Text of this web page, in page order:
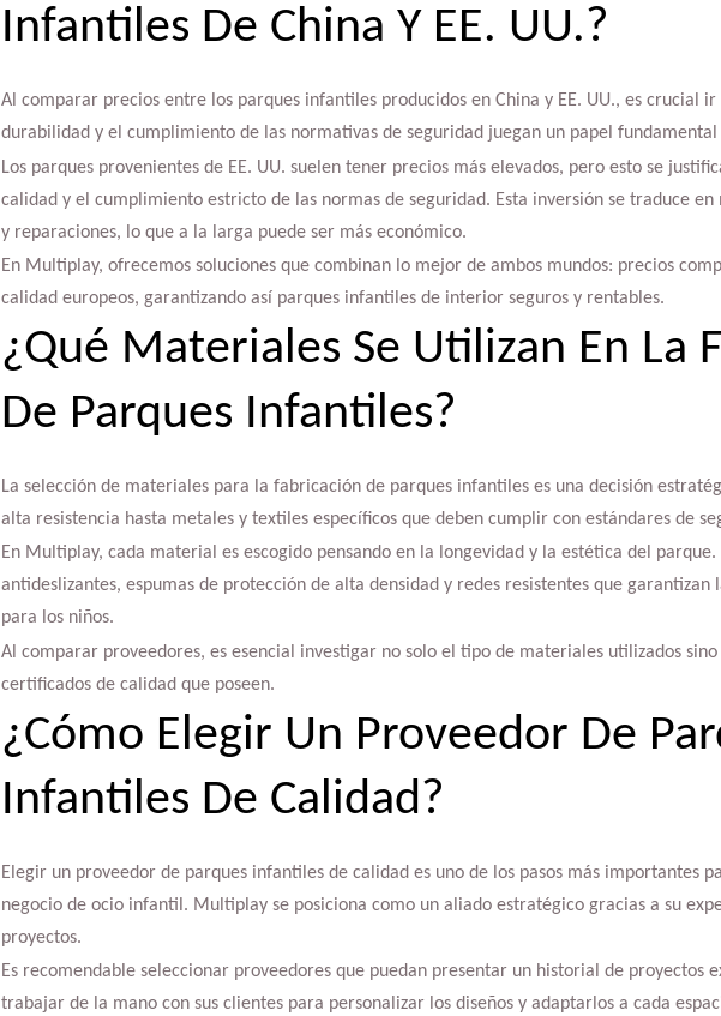
Infantiles De China Y EE. UU.?
Al comparar precios entre los parques infantiles producidos en China y EE. UU., es crucial
durabilidad y el cumplimiento de las normativas de seguridad juegan un papel
Los parques provenientes de EE. UU. suelen tener precios más elevados, pero esto se
calidad y el cumplimiento estricto de las normas de seguridad. Esta inversión se traduce
y reparaciones, lo que a la larga puede ser más económico.
En Multiplay, ofrecemos soluciones que combinan lo mejor de ambos mundos: precios
calidad europeos, garantizando así parques infantiles de interior seguros y rentables.
¿Qué Materiales Se Utilizan En La
De Parques Infantiles?
La selección de materiales para la fabricación de parques infantiles es una decisión
alta resistencia hasta metales y textiles específicos que deben cumplir con estándares de
En Multiplay, cada material es escogido pensando en la longevidad y la estética del
antideslizantes, espumas de protección de alta densidad y redes resistentes que
para los niños.
Al comparar proveedores, es esencial investigar no solo el tipo de materiales utilizados
certificados de calidad que poseen.
¿Cómo Elegir Un Proveedor De
Infantiles De Calidad?
Elegir un proveedor de parques infantiles de calidad es uno de los pasos más importantes
negocio de ocio infantil. Multiplay se posiciona como un aliado estratégico gracias a su
proyectos.
Es recomendable seleccionar proveedores que puedan presentar un historial de proyectos
trabajar de la mano con sus clientes para personalizar los diseños y adaptarlos a cada